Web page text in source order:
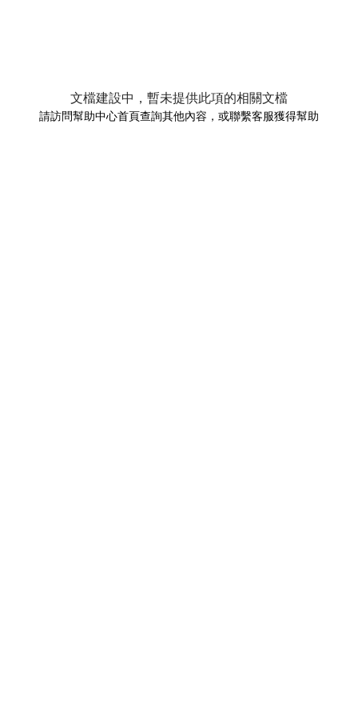
文檔建設中，暫未提供此項的相關文檔
請訪問幫助中心首頁查詢其他內容，或聯繫客服獲得幫助